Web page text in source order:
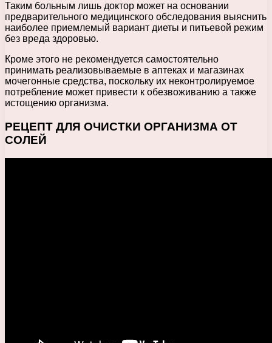
Таким больным лишь доктор может на основании
предварительного медицинского обследования выяснить
наиболее приемлемый вариант диеты и питьевой режим
без вреда здоровью.
Кроме этого не рекомендуется самостоятельно
принимать реализовываемые в аптеках и магазинах
мочегонные средства, поскольку их неконтролируемое
потребление может привести к обезвоживанию а также
истощению организма.
РЕЦЕПТ ДЛЯ ОЧИСТКИ ОРГАНИЗМА ОТ
СОЛЕЙ